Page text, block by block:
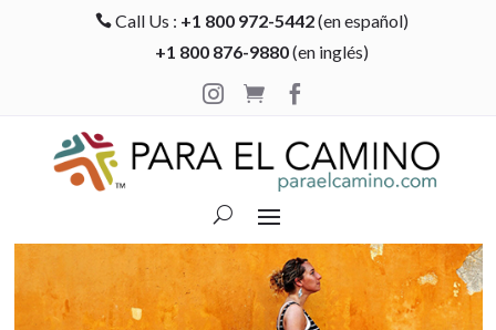
 Call Us : +1 800 972-5442(en español)
+1 800 876-9880(en inglés)

 